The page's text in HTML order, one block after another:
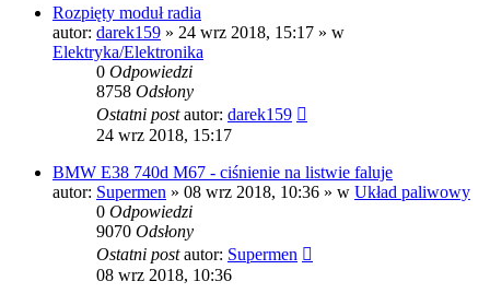
Rozpięty moduł radia
autor: darek159 » 24 wrz 2018, 15:17 » w
Elektryka/Elektronika
0 Odpowiedzi
8758 Odsłony
Ostatni postautor: darek159
24 wrz 2018, 15:17
BMW E38 740d M67 - ciśnienie na listwie faluje
autor: Supermen » 08 wrz 2018, 10:36 » w Układ paliwowy
0 Odpowiedzi
9070 Odsłony
Ostatni postautor: Supermen
08 wrz 2018, 10:36